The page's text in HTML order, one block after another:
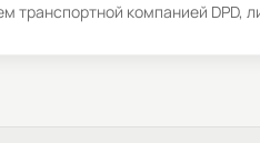
транспортной компанией DPD,